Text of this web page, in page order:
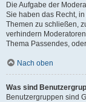
Die Aufgabe der
Sie haben das Recht,
Themen zu schließen,
verhindern
Thema Passendes,
Nach oben
Was sind
Benutzergruppen sind